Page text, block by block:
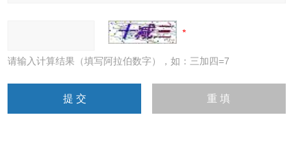
请输入计算结果（填写阿拉伯数字），如：三加四=7